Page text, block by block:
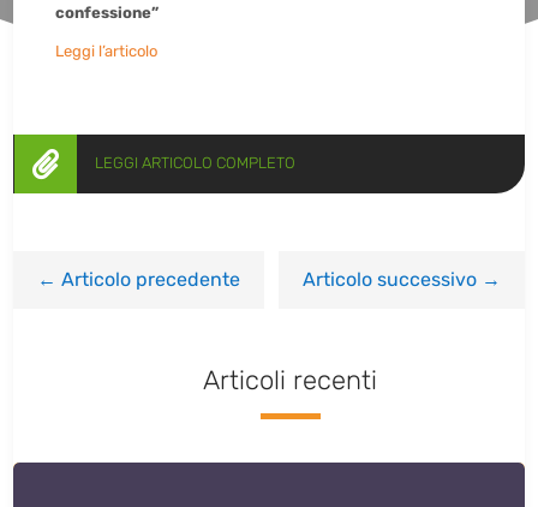
confessione”
Leggi l’articolo
 LEGGI ARTICOLO COMPLETO
←Articolo precedente Articolo successivo→
Articoli recenti